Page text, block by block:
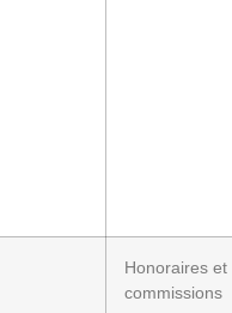
Honoraires et
commissions